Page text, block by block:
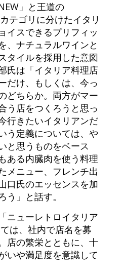
」と王道の
テゴリに分けたイタリ
イスできるプリフィッ
、ナチュラルワインと
タイルを採用した意図
氏は「イタリア料理店
だけ、もしくは、今っ
どちらか。両方がマー
う店をつくろうと思っ
行きたいイタリアンだ
う定義については、や
と思うものをベース
ある内臓肉を使う料理
メニュー、フレンチ出
口氏のエッセンスを加
う」と話す。
ニューレトロイタリア
は、社内で店名を募
店の繁栄とともに、十
いや満足度を意識して